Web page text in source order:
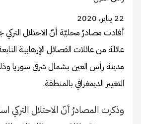
22 يناير، 2020
أفادت مصادرُ محليّة أنّ الاحتلال
عائلة من عائلات الفصائل الإرهابية
مدينة رأس العين بشمال شرقي سوريا
التغيير الديمغرافي بالمنطقة.
وذكرت المصادرُ أنّ الاحتلال التركي